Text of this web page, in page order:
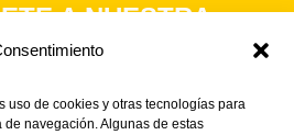
uso de cookies y otras tecnologías para
navegación. Algunas de estas
A NUESTRA
y próximos eventos.